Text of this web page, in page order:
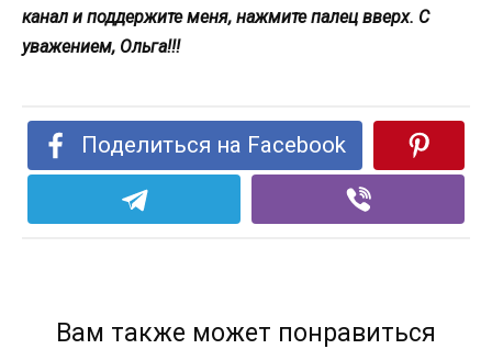
канал и поддержите меня, нажмите палец вверх. С
уважением, Ольга!!!
Поделиться на Facebook
Вам также может понравиться